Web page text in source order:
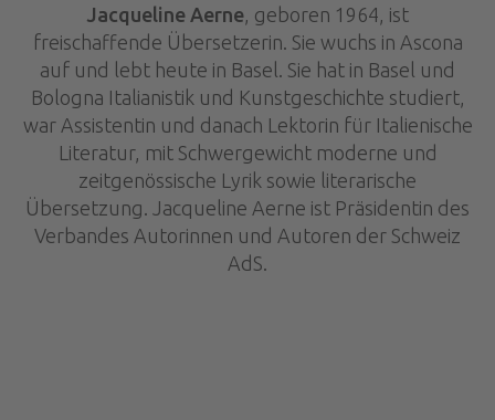
Jacqueline Aerne, geboren 1964, ist
freischaffende Übersetzerin. Sie wuchs in Ascona
auf und lebt heute in Basel. Sie hat in Basel und
Bologna Italianistik und Kunstgeschichte studiert,
war Assistentin und danach Lektorin für Italienische
Literatur, mit Schwergewicht moderne und
zeitgenössische Lyrik sowie literarische
Übersetzung. Jacqueline Aerne ist Präsidentin des
Verbandes Autorinnen und Autoren der Schweiz
AdS.